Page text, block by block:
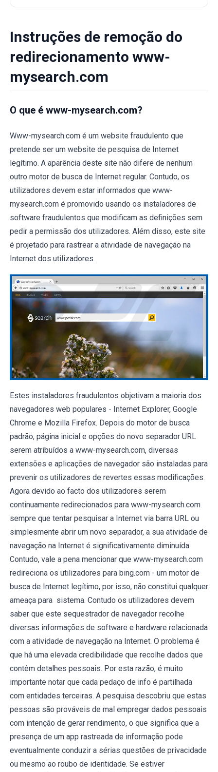
Instruções de remoção do
redirecionamento www-
mysearch.com
O que é www-mysearch.com?
Www-mysearch.com é um website fraudulento que
pretende ser um website de pesquisa de Internet
legítimo. A aparência deste site não difere de nenhum
outro motor de busca de Internet regular. Contudo, os
utilizadores devem estar informados que www-
mysearch.com é promovido usando os instaladores de
software fraudulentos que modificam as definições sem
pedir a permissão dos utilizadores. Além disso, este site
é projetado para rastrear a atividade de navegação na
Internet dos utilizadores.
Estes instaladores fraudulentos objetivam a maioria dos
navegadores web populares - Internet Explorer, Google
Chrome e Mozilla Firefox. Depois do motor de busca
padrão, página inicial e opções do novo separador URL
serem atribuídos a www-mysearch.com, diversas
extensões e aplicações de navegador são instaladas para
prevenir os utilizadores de revertes essas modificações.
Agora devido ao facto dos utilizadores serem
continuamente redirecionados para www-mysearch.com
sempre que tentar pesquisar a Internet via barra URL ou
simplesmente abrir um novo separador, a sua atividade de
navegação na Internet é significativamente diminuída.
Contudo, vale a pena mencionar que www-mysearch.com
redireciona os utilizadores para bing.com - um motor de
busca de Internet legítimo, por isso, não constitui qualquer
ameaça para sistema. Contudo os utilizadores devem
saber que este sequestrador de navegador recolhe
diversas informações de software e hardware relacionada
com a atividade de navegação na Internet. O problema é
que há uma elevada credibilidade que recolhe dados que
contêm detalhes pessoais. Por esta razão, é muito
importante notar que cada pedaço de info é partilhada
com entidades terceiras. A pesquisa descobriu que estas
pessoas são prováveis de mal empregar dados pessoais
com intenção de gerar rendimento, o que significa que a
presença de um app rastreada de informação pode
eventualmente conduzir a sérias questões de privacidade
ou mesmo ao roubo de identidade. Se estiver